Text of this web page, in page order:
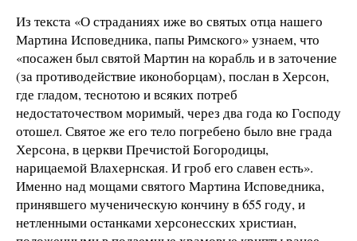
Из текста «О страданиях иже во святых отца нашего
Мартина Исповедника, папы Римского» узнаем, что
«посажен был святой Мартин на корабль и в заточение
(за противодействие иконоборцам), послан в Херсон,
где гладом, теснотою и всяких потреб
недостаточеством моримый, через два года ко Господу
отошел. Святое же его тело погребено было вне града
Херсона, в церкви Пречистой Богородицы,
нарицаемой Влахернская. И гроб его славен есть».
Именно над мощами святого Мартина Исповедника,
принявшего мученическую кончину в 655 году, и
нетленными останками херсонесских христиан,